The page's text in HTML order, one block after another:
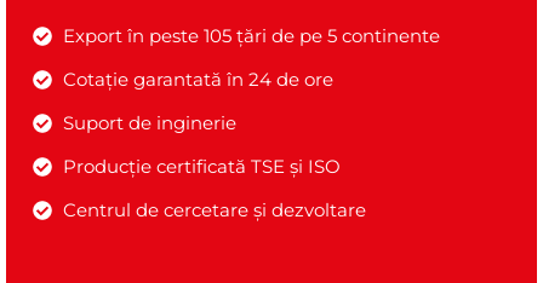
Export în peste 105 țări de pe 5 continente
Cotație garantată în 24 de ore
Suport de inginerie
Producție certificată TSE și ISO
Centrul de cercetare și dezvoltare